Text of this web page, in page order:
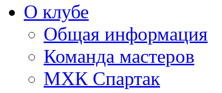
О клубе
Общая информация
Команда мастеров
МХК Спартак